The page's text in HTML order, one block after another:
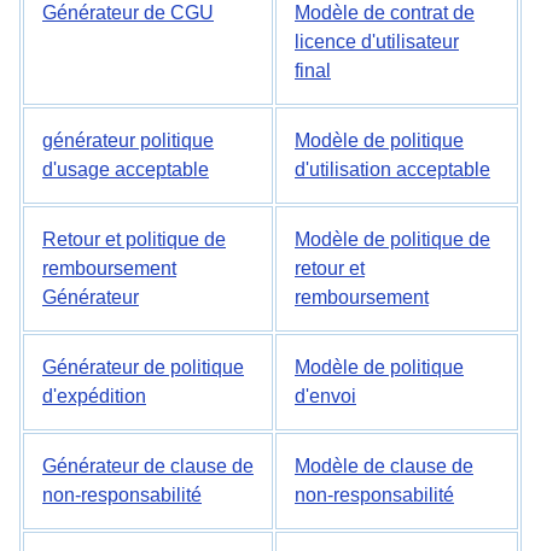
Générateur de CGU
Modèle de contrat de
licence d'utilisateur
final
générateur politique
d'usage acceptable
Modèle de politique
d'utilisation acceptable
Retour et politique de
remboursement
Générateur
Modèle de politique de
retour et
remboursement
Générateur de politique
d'expédition
Modèle de politique
d'envoi
Générateur de clause de
non-responsabilité
Modèle de clause de
non-responsabilité